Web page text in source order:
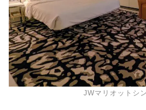
JWマリオットシ